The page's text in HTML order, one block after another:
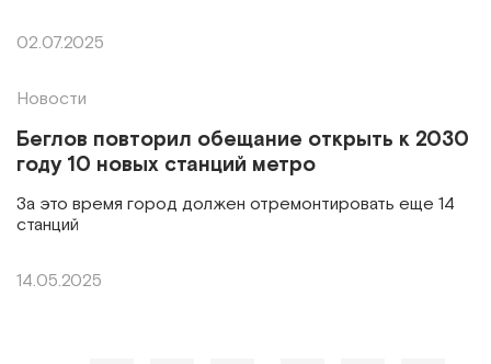
02.07.2025
Новости
Беглов повторил обещание открыть к 2030
году 10 новых станций метро
За это время город должен отремонтировать еще 14
станций
14.05.2025